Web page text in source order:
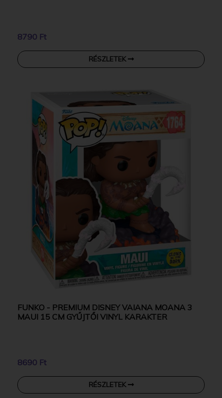
8790 Ft
RÉSZLETEK
FUNKO - PREMIUM DISNEY VAIANA MOANA 3
MAUI 15 CM GYŰJTŐI VINYL KARAKTER
8690 Ft
RÉSZLETEK